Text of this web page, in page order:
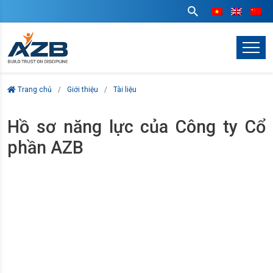
Trang chủ Giới thiệu Tài liệu
Hồ sơ năng lực của Công ty Cổ
phần AZB